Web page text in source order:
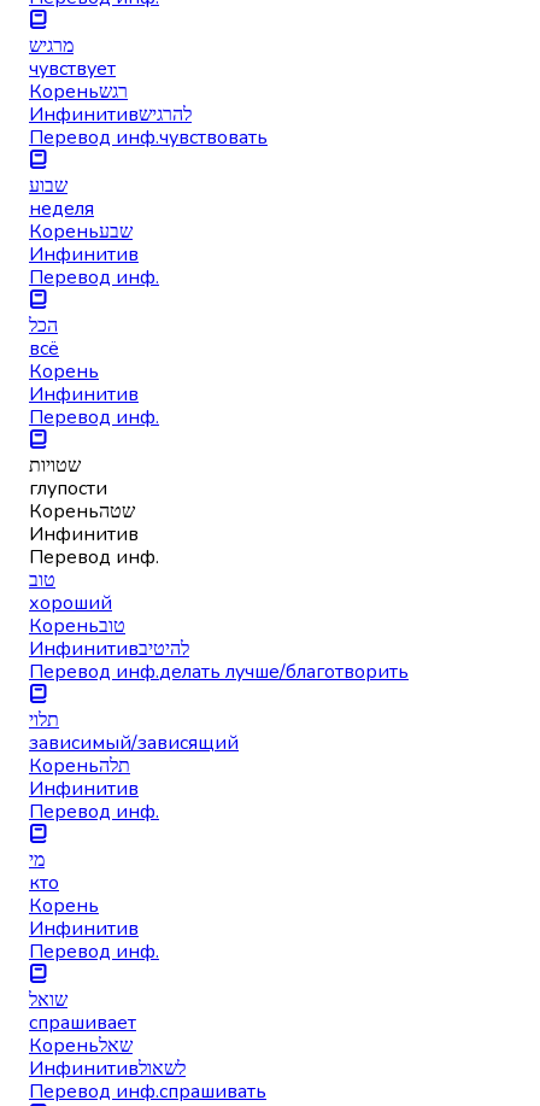
מרגיש
чувствует
Кореньרגש
Инфинитивלהרגיש
Перевод инф.чувствовать
שבוע
неделя
Кореньשבע
Инфинитив
Перевод инф.
הכל
всё
Корень
Инфинитив
Перевод инф.
שטויות
глупости
Кореньשטה
Инфинитив
Перевод инф.
טוב
хороший
Кореньטוב
Инфинитивלהיטיב
Перевод инф.делать лучше/благотворить
תלוי
зависимый/зависящий
Кореньתלה
Инфинитив
Перевод инф.
מי
кто
Корень
Инфинитив
Перевод инф.
שואל
спрашивает
Кореньשאל
Инфинитивלשאול
Перевод инф.спрашивать